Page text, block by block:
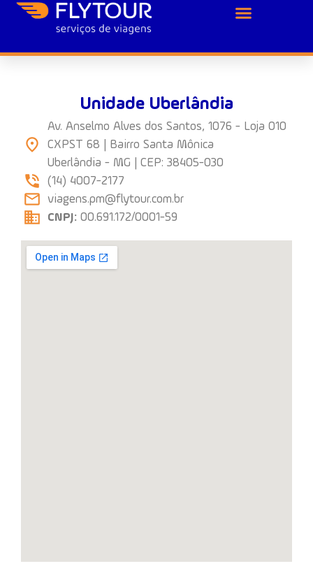
Unidade Uberlândia
Av. Anselmo Alves dos Santos, 1076 - Loja 010
CXPST 68 | Bairro Santa Mônica
Uberlândia - MG | CEP: 38405-030
(14) 4007-2177
viagens.pm@flytour.com.br
CNPJ: 00.691.172/0001-59